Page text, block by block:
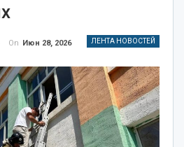
ЛЕНТА НОВОСТЕЙ
On Июн 28, 2026